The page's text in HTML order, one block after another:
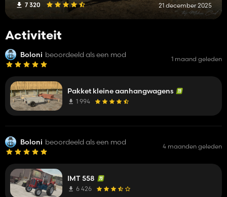
7 320 21 december 2025
Activiteit
Boloni beoordeeld als een mod 1 maand geleden
Pakket kleine aanhangwagens
1 994
Boloni beoordeeld als een mod 4 maanden geleden
IMT 558
6 426